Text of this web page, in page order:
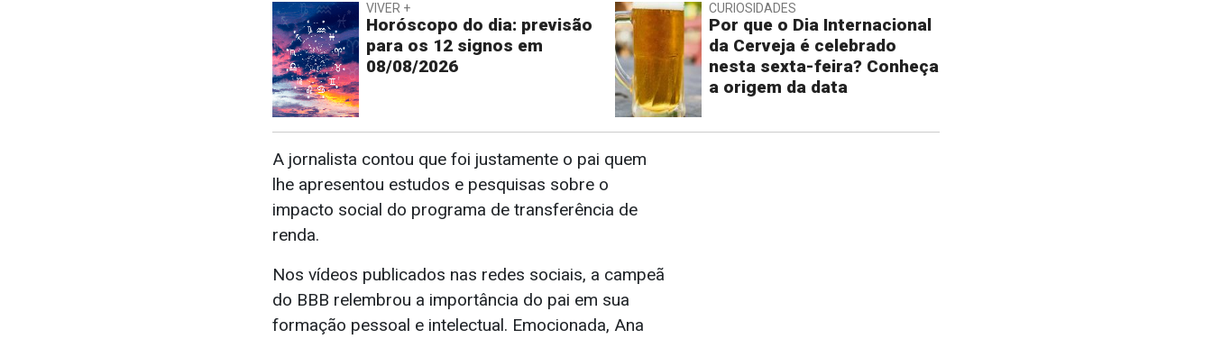
VIVER +
Horóscopo do dia: previsão
para os 12 signos em
08/08/2026
CURIOSIDADES
Por que o Dia Internacional
da Cerveja é celebrado
nesta sexta-feira? Conheça
a origem da data
A jornalista contou que foi justamente o pai quem
lhe apresentou estudos e pesquisas sobre o
impacto social do programa de transferência de
renda.
Nos vídeos publicados nas redes sociais, a campeã
do BBB relembrou a importância do pai em sua
formação pessoal e intelectual. Emocionada, Ana